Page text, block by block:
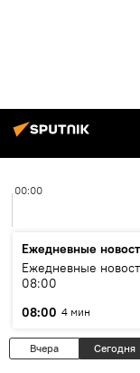
00:00
Ежедневные
Ежедневные
08:00
08:00 4 мин
Вчера Сегодня